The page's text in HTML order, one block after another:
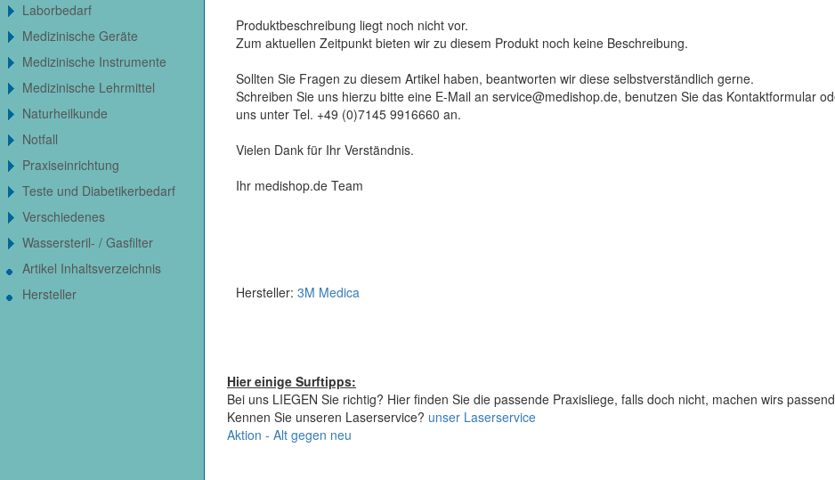
Produktbeschreibung liegt noch nicht vor.
Zum aktuellen Zeitpunkt bieten wir zu diesem Produkt noch keine Beschreibung.
Sollten Sie Fragen zu diesem Artikel haben, beantworten wir diese selbstverständlich gerne.
Schreiben Sie uns hierzu bitte eine E-Mail an service@medishop.de, benutzen Sie das Kontaktformular
uns unter Tel. +49 (0)7145 9916660 an.
Vielen Dank für Ihr Verständnis.
Ihr medishop.de Team
Hersteller: 3M Medica
Hier einige Surftipps:
Bei uns LIEGEN Sie richtig? Hier finden Sie die passende Praxisliege, falls doch nicht, machen wirs
Kennen Sie unseren Laserservice? unser Laserservice
Aktion - Alt gegen neu
Laborbedarf
Medizinische Geräte
Medizinische Instrumente
Medizinische Lehrmittel
Naturheilkunde
Notfall
Praxiseinrichtung
Teste und Diabetikerbedarf
Verschiedenes
Wassersteril- / Gasfilter
Artikel Inhaltsverzeichnis
Hersteller